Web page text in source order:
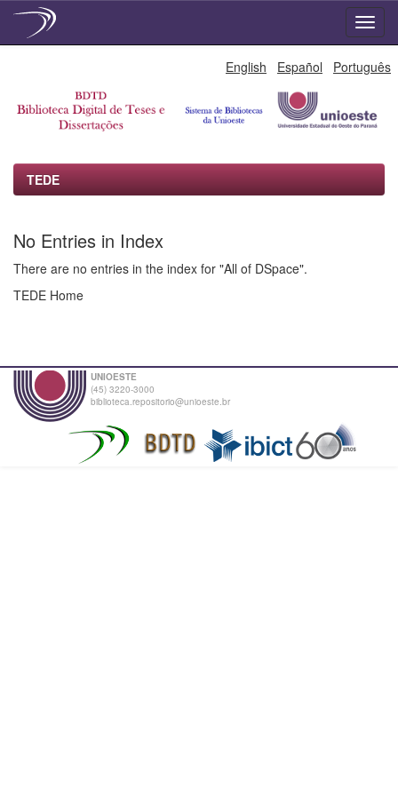
English Español Português
TEDE
No Entries in Index
There are no entries in the index for "All of DSpace".
TEDE Home
UNIOESTE
(45) 3220-3000
biblioteca.repositorio@unioeste.br